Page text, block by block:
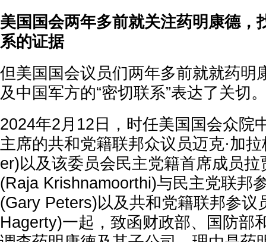
美国国会两年多前就关注药明康德，
系的证据
但美国国会议员们两年多前就就药明
及中国军方的“密切联系”表达了关切
2024年2月12日，时任美国国会众院
主席的共和党籍联邦众议员迈克·加
er)以及该委员会民主党籍首席成员拉
(Raja Krishnamoorthi)与民主党联邦
(Gary Peters)以及共和党籍联邦参议
Hagerty)一起，致函财政部、国防部